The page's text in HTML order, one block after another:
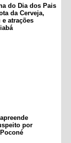
do Dia dos Pais
da Cerveja,
e atrações
por